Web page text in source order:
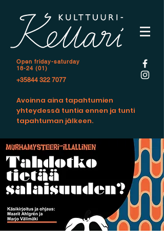
Open friday-saturday
18-24 (01)
+35844 322 7077
Avoinna aina tapahtumien
yhteydessä tuntia ennen ja tunti
tapahtuman jälkeen.